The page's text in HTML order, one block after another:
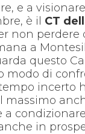
e a
è il CT
non perdere
a
questo
di
incerto
massimo
in